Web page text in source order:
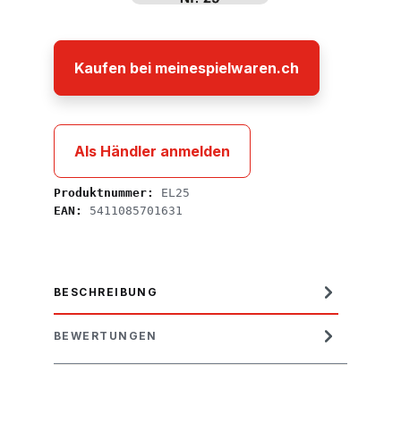
Kaufen bei meinespielwaren.ch
Als Händler anmelden
Produktnummer: EL25
EAN: 5411085701631
BESCHREIBUNG
BEWERTUNGEN